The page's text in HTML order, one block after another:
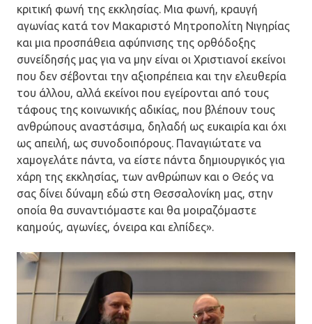
κριτική φωνή της εκκλησίας. Μια φωνή, κραυγή
αγωνίας κατά τον Μακαριστό Μητροπολίτη Νιγηρίας
και μια προσπάθεια αφύπνισης της ορθόδοξης
συνείδησής μας για να μην είναι οι Χριστιανοί εκείνοι
που δεν σέβονται την αξιοπρέπεια και την ελευθερία
του άλλου, αλλά εκείνοι που εγείρονται από τους
τάφους της κοινωνικής αδικίας, που βλέπουν τους
ανθρώπους αναστάσιμα, δηλαδή ως ευκαιρία και όχι
ως απειλή, ως συνοδοιπόρους. Παναγιώτατε να
χαμογελάτε πάντα, να είστε πάντα δημιουργικός για
χάρη της εκκλησίας, των ανθρώπων και ο Θεός να
σας δίνει δύναμη εδώ στη Θεσσαλονίκη μας, στην
οποία θα συναντιόμαστε και θα μοιραζόμαστε
καημούς, αγωνίες, όνειρα και ελπίδες».